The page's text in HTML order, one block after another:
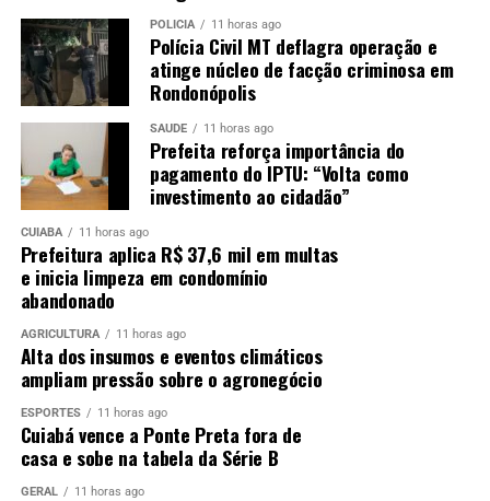
POLÍCIA 11 horas ago
Polícia Civil MT deflagra operação e
atinge núcleo de facção criminosa em
Rondonópolis
SAÚDE 11 horas ago
Prefeita reforça importância do
pagamento do IPTU: “Volta como
investimento ao cidadão”
CUIABÁ 11 horas ago
Prefeitura aplica R$ 37,6 mil em multas
e inicia limpeza em condomínio
abandonado
AGRICULTURA 11 horas ago
Alta dos insumos e eventos climáticos
ampliam pressão sobre o agronegócio
ESPORTES 11 horas ago
Cuiabá vence a Ponte Preta fora de
casa e sobe na tabela da Série B
GERAL 11 horas ago